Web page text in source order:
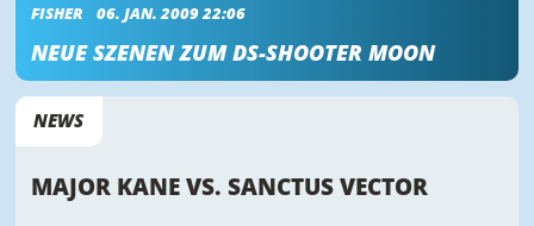
FISHER 06. JAN. 2009 22:06
NEUE SZENEN ZUM DS-SHOOTER MOON
NEWS
MAJOR KANE VS. SANCTUS VECTOR